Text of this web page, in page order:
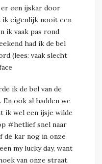
een ijskar door
ik eigenlijk nooit een
ik vaak pas rond
had ik de bel
(lees: vaak slecht
ik de bel van de
ook al hadden we
ik wel een ijsje wilde
#hetlief snel naar
de kar nog in onze
my lucky day, want
van onze straat.